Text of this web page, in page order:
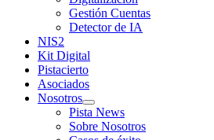
Gestión Cuentas
Detector de IA
NIS2
Kit Digital
Pistacierto
Asociados
Nosotros
Pista News
Sobre Nosotros